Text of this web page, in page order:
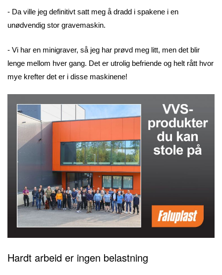
- Da ville jeg definitivt satt meg å dradd i spakene i en
unødvendig stor gravemaskin.
- Vi har en minigraver, så jeg har prøvd meg litt, men det blir
lenge mellom hver gang. Det er utrolig befriende og helt rått hvor
mye krefter det er i disse maskinene!
Hardt arbeid er ingen belastning